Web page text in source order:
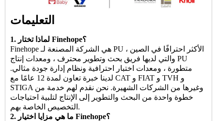
التعليمات
1. لماذا تختار Finehope؟
Finehope هي الشركة المصنعة لـ PU الأكثر احترافًا في الصين ،
والتي لديها فريق بحث وتطوير محترف ، ومعدات إنتاج PU
متطورة ، ومعدات اختبار احترافية ونظام إدارة جودة مثالي.
لدينا خبرة تعاون لمدة 12 عامًا مع CAT و FIAT و TVH و
STIGA وغيرها من الشركات الشهيرة. نحن نقدم لهم خدمة من
خطوة واحدة من البحث والتطوير إلى الإنتاج لتلبية احتياجات
التخصيص الخاصة بهم.
2. ما هي مزايا اختيار Finehope؟